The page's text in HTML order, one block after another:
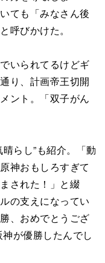
ても「みなさん後
呼びかけた。
いられてるけどギ
り、計画帝王切開
ント。「双子がん
らし”も紹介。「動
神おもしろすぎて
された！」と綴
の支えになってい
、おめでとうござ
が優勝したんでし